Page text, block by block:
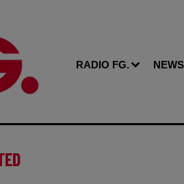
RADIO FG. NEWS